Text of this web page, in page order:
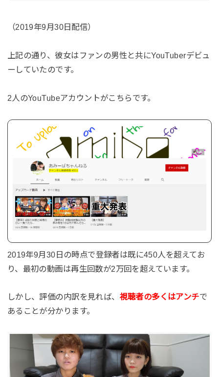
（2019年9月30日配信）
上記の通り、彼女はファンの男性と共にYouTuberデビュ
ーしていたのです。
2人のYouTubeアカウントがこちらです。
2019年9月30日の時点で登録者は既に450人を超えてお
り、最初の動画は再生回数が2万回を超えています。
しかし、評価の内訳を見れば、 視聴者の多くはアンチで
あることが分かります。